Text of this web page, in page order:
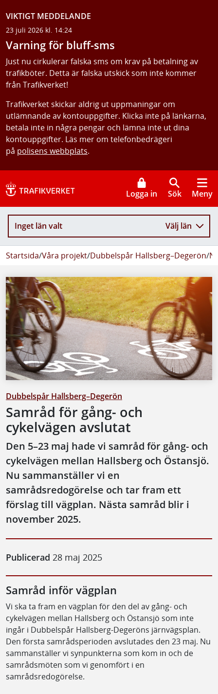
VIKTIGT MEDDELANDE
23 juli 2026 kl. 14:24
Varning för bluff-sms
Just nu cirkulerar falska sms om krav på betalning av
trafikböter. Detta är falska utskick som inte kommer
från Trafikverket!
Trafikverket skickar aldrig ut uppmaningar om
utlämnande av kontouppgifter. Klicka inte på länkarna,
betala inte in några pengar och lämna inte ut dina
kontouppgifter. Läs mer om telefonbedrägeri
på polisens webbplats.
Logga in Sök Meny
Inget län valt Välj län
Startsida/Våra projekt/Dubbelspår Hallsberg–Degerön/
Dubbelspår Hallsberg–Degerön
Samråd för gång- och
cykelvägen avslutat
Den 5–23 maj hade vi samråd för gång- och
cykelvägen mellan Hallsberg och Östansjö.
Nu sammanställer vi en
samrådsredogörelse och tar fram ett
förslag till vägplan. Nästa samråd blir i
november 2025.
Publicerad 28 maj 2025
Samråd inför vägplan
Vi ska ta fram en vägplan för den del av gång- och
cykelvägen mellan Hallsberg och Östansjö som inte
ingår i Dubbelspår Hallsberg-Degeröns järnvägsplan.
Den första samrådsperioden avslutades den 23 maj. Nu
sammanställer vi synpunkterna som kom in och de
samrådsmöten som vi genomfört i en
samrådsredogörelse.